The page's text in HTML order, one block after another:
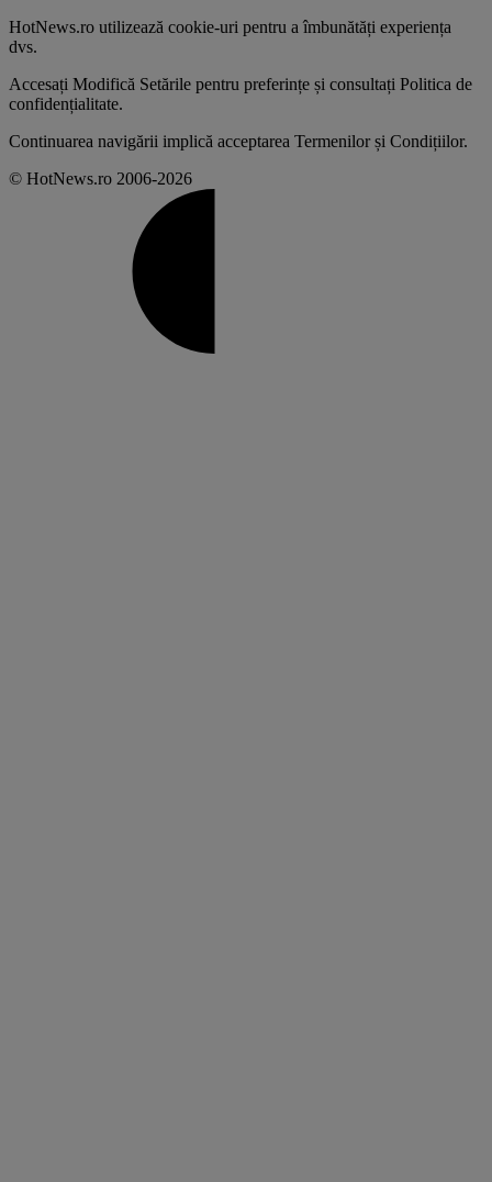
HotNews.ro utilizează cookie-uri pentru a îmbunătăți experiența
dvs.
Accesați Modifică Setările pentru preferințe și consultați Politica de
confidențialitate.
Continuarea navigării implică acceptarea Termenilor și Condițiilor.
© HotNews.ro 2006-2026